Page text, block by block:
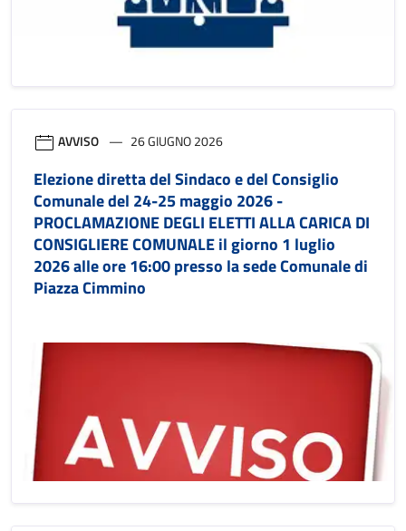
AVVISO 26 GIUGNO 2026
Elezione diretta del Sindaco e del Consiglio
Comunale del 24-25 maggio 2026 -
PROCLAMAZIONE DEGLI ELETTI ALLA CARICA DI
CONSIGLIERE COMUNALE il giorno 1 luglio
2026 alle ore 16:00 presso la sede Comunale di
Piazza Cimmino